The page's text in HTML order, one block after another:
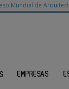
Mundial de
EMPRESAS